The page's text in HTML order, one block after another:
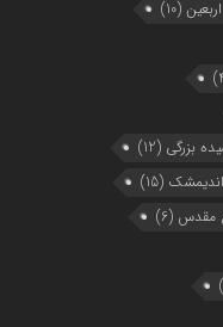
اربعین (10)
بزرگی (12)
(15)
مقدس (6)